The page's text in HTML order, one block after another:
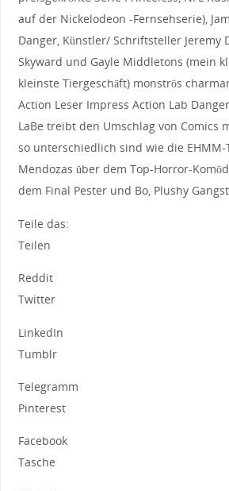
auf der Nickelodeon -Fernsehserie),
Danger, Künstler/ Schriftsteller Jeremy
Skyward und Gayle Middletons (mein
kleinste Tiergeschäft) monströs
Action Leser Impress Action Lab
LaBe treibt den Umschlag von Comics
so unterschiedlich sind wie die
Mendozas über dem Top-Horror-
dem Final Pester und Bo, Plushy
Teile das:
Teilen
Reddit
Twitter
LinkedIn
Tumblr
Telegramm
Pinterest
Facebook
Tasche